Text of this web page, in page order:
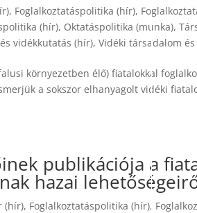
, Foglalkoztatáspolitika (hír),
(hír), Oktatáspolitika (munka),
vidékkutatás (hír),Vidéki társadalom
környezetben élő) fiatalokkal
a sokszor elhanyagolt vidéki
publikációja a
hazai
(hír), Foglalkoztatáspolitika (hír),